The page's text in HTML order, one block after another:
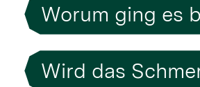
Worum ging es
Wird das